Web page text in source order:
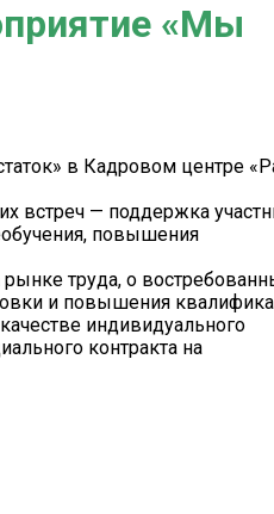
«Мы
в Кадровом центре
встреч — поддержка
повышения
труда, о
и повышения
индивидуального
контракта на